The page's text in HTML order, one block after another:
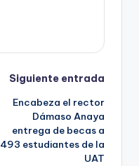
Siguiente entrada
Encabeza el rector
Dámaso Anaya
entrega de becas a
493 estudiantes de la
UAT